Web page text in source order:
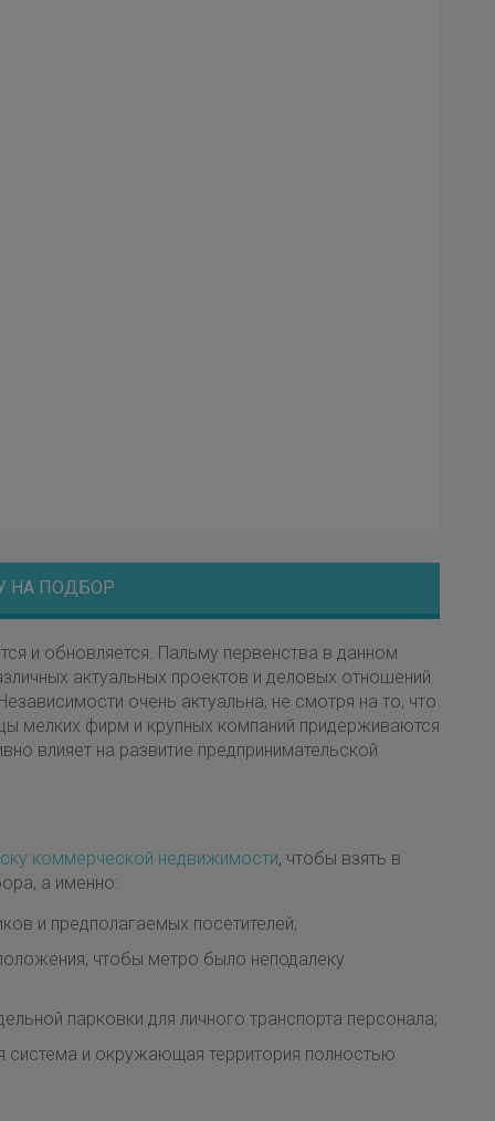
НА ПОДБОР
и обновляется. Пальму первенства в данном
актуальных проектов и деловых отношений.
очень актуальна, не смотря на то, что
мелких фирм и крупных компаний придерживаются
влияет на развитие предпринимательской
коммерческой недвижимости, чтобы взять в
а именно:
и предполагаемых посетителей;
чтобы метро было неподалеку
парковки для личного транспорта персонала;
система и окружающая территория полностью